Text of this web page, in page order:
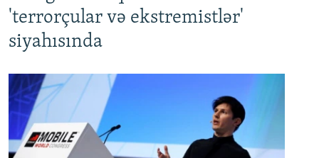
'terrorçular və ekstremistlər'
siyahısında